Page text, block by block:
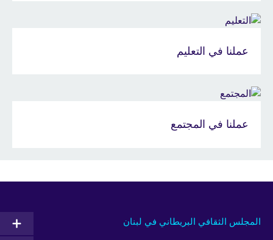
عملنا في التعليم
عملنا في المجتمع
المجلس الثقافي البريطاني في لبنان